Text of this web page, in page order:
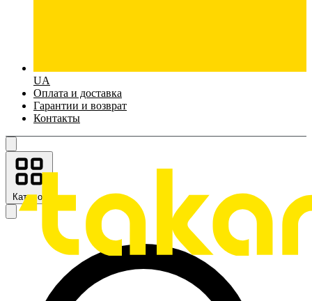
UA
Оплата и доставка
Гарантии и возврат
Контакты
Каталог